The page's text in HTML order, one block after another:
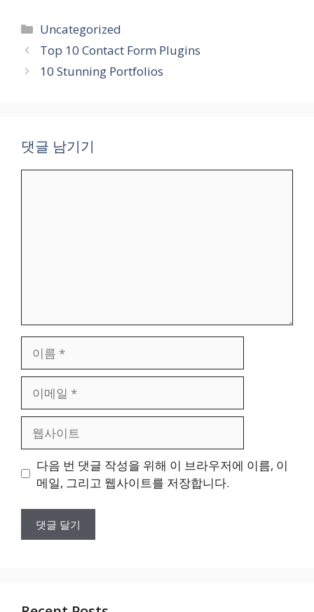
카
테
리
Uncategorized
Top 10 Contact Form Plugins
10 Stunning Portfolios
댓글 남기기
일
트
다음 번 댓글 작성을 위해 이 브라우저에 이름, 이
메일, 그리고 웹사이트를 저장합니다.